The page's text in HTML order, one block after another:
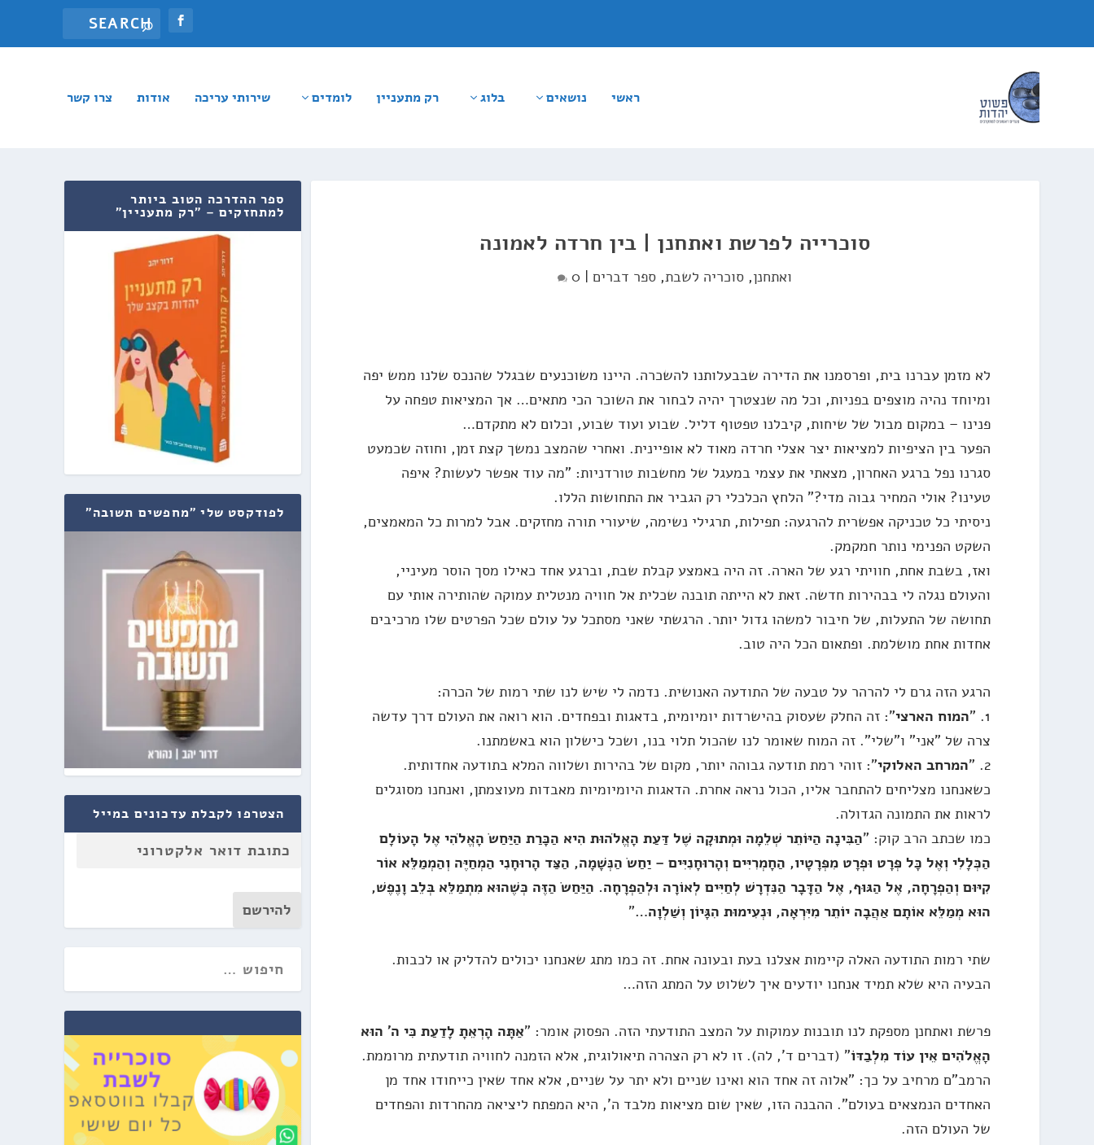
ראשי נושאים בלוג רק מתעניין לומדים שירותי עריכה אודות צרו קשר
סוכרייה לפרשת ואתחנן | בין חרדה לאמונה
ואתחנן, סוכריה לשבת, ספר דברים |
0
לא מזמן עברנו בית, ופרסמנו את הדירה שבבעלותנו להשכרה. היינו משוכנעים שבגלל שהנכס שלנו ממש יפה
ומיוחד נהיה מוצפים בפניות, וכל מה שנצטרך יהיה לבחור את השוכר הכי מתאים… אך המציאות טפחה על
פנינו – במקום מבול של שיחות, קיבלנו טפטוף דליל. שבוע ועוד שבוע, וכלום לא מתקדם…
הפער בין הציפיות למציאות יצר אצלי חרדה מאוד לא אופיינית. ואחרי שהמצב נמשך קצת זמן, וחוזה שכמעט
סגרנו נפל ברגע האחרון, מצאתי את עצמי במעגל של מחשבות טורדניות: "מה עוד אפשר לעשות? איפה
טעינו? אולי המחיר גבוה מדי?" הלחץ הכלכלי רק הגביר את התחושות הללו.
ניסיתי כל טכניקה אפשרית להרגעה: תפילות, תרגילי נשימה, שיעורי תורה מחזקים. אבל למרות כל המאמצים,
השקט הפנימי נותר חמקמק.
ואז, בשבת אחת, חוויתי רגע של הארה. זה היה באמצע קבלת שבת, וברגע אחד כאילו מסך הוסר מעיניי,
והעולם נגלה לי בבהירות חדשה. זאת לא הייתה תובנה שכלית אל חוויה מנטלית עמוקה שהותירה אותי עם
תחושה של התעלות, של חיבור למשהו גדול יותר. הרגשתי שאני מסתכל על עולם שכל הפרטים שלו מרכיבים
אחדות אחת מושלמת. ופתאום הכל היה טוב.
הרגע הזה גרם לי להרהר על טבעה של התודעה האנושית. נדמה לי שיש לנו שתי רמות של הכרה:
1. "
המוח הארצי": זה החלק שעסוק בהישרדות יומיומית, בדאגות ובפחדים. הוא רואה את העולם דרך עדשה
צרה של "אני" ו"שלי". זה המוח שאומר לנו שהכול תלוי בנו, ושכל כישלון הוא באשמתנו.
2. "
המרחב האלוקי": זוהי רמת תודעה גבוהה יותר, מקום של בהירות ושלווה המלא בתודעה אחדותית.
כשאנחנו מצליחים להתחבר אליו, הכול נראה אחרת. הדאגות היומיומיות מאבדות מעוצמתן, ואנחנו מסוגלים
לראות את התמונה הגדולה.
כמו שכתב הרב קוק: "הַבִּינָה הַיּוֹתֵר שְׁלֵמָה וּמְתוּקָה שֶׁל דַּעַת הָאֱלֹהוּת הִיא הַכָּרַת הַיַּחַשׂ הָאֱלֹהִי אֶל הָעוֹלָם
הַכְּלָלִי וְאֶל כָּל פְּרָט וּפְרָט מִפְּרָטָיו, הַחָמְרִיִּים וְהָרוּחָנִיִּים – יַחַשׂ הַנְּשָׁמָה, הַצַּד הָרוּחָנִי הַמְחַיֶּה וְהַמְמַלֵּא אוֹר
קִיּוּם וְהַפְרָחָה, אֶל הַגּוּף, אֶל הַדָּבָר הַנִּדְרָשׁ לְחַיִּים לְאוֹרָה וּלְהַפְרָחָה. הַיַּחַשׂ הַזֶּה כְּשֶׁהוּא מִתְמַלֵּא בְּלֵב וָנֶפֶשׁ,
הוּא מְמַלֵּא אוֹתָם אַהֲבָה יוֹתֵר מִיִּרְאָה, וּנְעִימוּת הִגָּיוֹן וְשַׁלְוָה…"
שתי רמות התודעה האלה קיימות אצלנו בעת ובעונה אחת. זה כמו מתג שאנחנו יכולים להדליק או לכבות.
הבעיה היא שלא תמיד אנחנו יודעים איך לשלוט על המתג הזה…
פרשת ואתחנן מספקת לנו תובנות עמוקות על המצב התודעתי הזה. הפסוק אומר: "אַתָּה הָרְאֵתָ לָדַעַת כִּי ה' הוּא
הָאֱלֹהִים אֵין עוֹד מִלְבַדּוֹ" (דברים ד', לה). זו לא רק הצהרה תיאולוגית, אלא הזמנה לחוויה תודעתית מרוממת.
הרמב"ם מרחיב על כך: "אלוה זה אחד הוא ואינו שניים ולא יתר על שניים, אלא אחד שאין כייחודו אחד מן
האחדים הנמצאים בעולם". ההבנה הזו, שאין שום מציאות מלבד ה', היא המפתח ליציאה מהחרדות והפחדים
של העולם הזה.
ספר ההדרכה הטוב ביותר
למתחזקים – "רק מתעניין"
לפודקסט שלי "מחפשים תשובה"
הצטרפו לקבלת עדכונים במייל
להירשם